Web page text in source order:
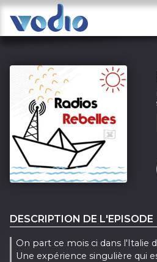
DESCRIPTION DE L'EPISODE
On part ce mois ci dans l'Italie
Une expérience singulière qui